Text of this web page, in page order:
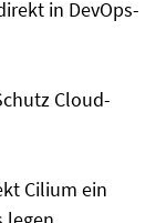
in DevOps-
Cloud-
Cilium ein